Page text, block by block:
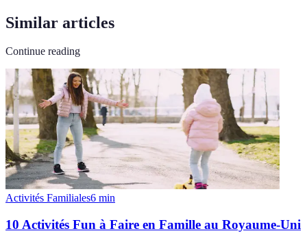
Similar articles
Continue reading
Activités Familiales6 min
10 Activités Fun à Faire en Famille au Royaume-Uni